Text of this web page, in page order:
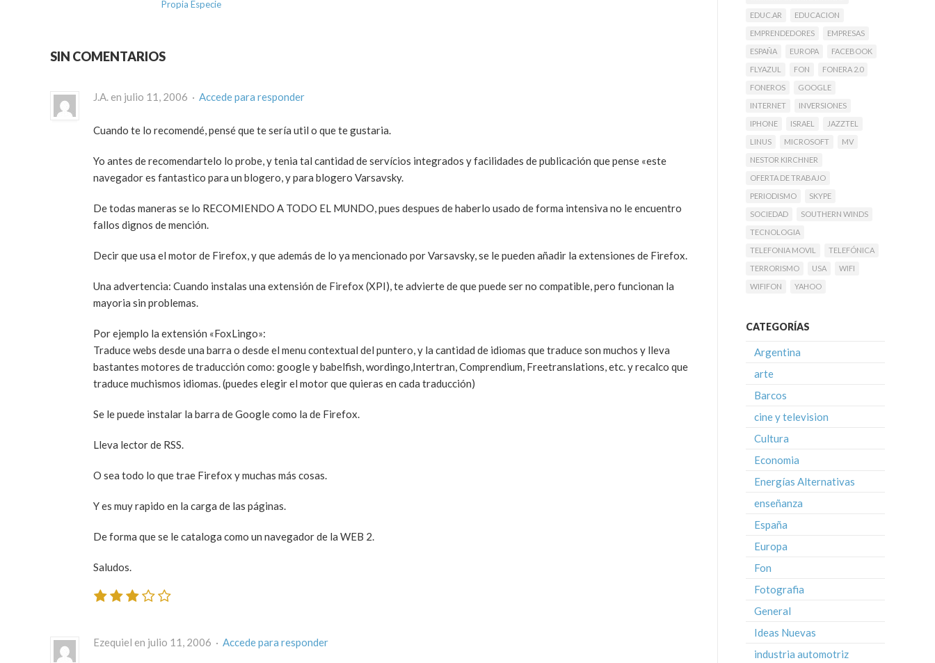
Propia Especie
SIN COMENTARIOS
J.A. en julio 11, 2006 · Accede para responder
Cuando te lo recomendé, pensé que te sería util o que te gustaria.
Yo antes de recomendartelo lo probe, y tenia tal cantidad de servícios integrados y facilidades de publicación que pense «este
navegador es fantastico para un blogero, y para blogero Varsavsky.
De todas maneras se lo RECOMIENDO A TODO EL MUNDO, pues despues de haberlo usado de forma intensiva no le encuentro
fallos dignos de mención.
Decir que usa el motor de Firefox, y que además de lo ya mencionado por Varsavsky, se le pueden añadir la extensiones de Firefox.
Una advertencia: Cuando instalas una extensión de Firefox (XPI), te advierte de que puede ser no compatible, pero funcionan la
mayoria sin problemas.
Por ejemplo la extensión «FoxLingo»:
Traduce webs desde una barra o desde el menu contextual del puntero, y la cantidad de idiomas que traduce son muchos y lleva
bastantes motores de traducción como: google y babelfish, wordingo,Intertran, Comprendium, Freetranslations, etc. y recalco que
traduce muchismos idiomas. (puedes elegir el motor que quieras en cada traducción)
Se le puede instalar la barra de Google como la de Firefox.
Lleva lector de RSS.
O sea todo lo que trae Firefox y muchas más cosas.
Y es muy rapido en la carga de las páginas.
De forma que se le cataloga como un navegador de la WEB 2.
Saludos.
Ezequiel en julio 11, 2006 · Accede para responder
EDUC.AR
EDUCACION
EMPRENDEDORES
EMPRESAS
ESPAÑA
EUROPA
FACEBOOK
FLYAZUL
FON
FONERA 2.0
FONEROS
GOOGLE
INTERNET
INVERSIONES
IPHONE
ISRAEL
JAZZTEL
LINUS
MICROSOFT
MV
NESTOR KIRCHNER
OFERTA DE TRABAJO
PERIODISMO
SKYPE
SOCIEDAD
SOUTHERN WINDS
TECNOLOGIA
TELEFONIA MOVIL
TELEFÓNICA
TERRORISMO
USA
WIFI
WIFIFON
YAHOO
CATEGORÍAS
Argentina
arte
Barcos
cine y television
Cultura
Economia
Energías Alternativas
enseñanza
España
Europa
Fon
Fotografia
General
Ideas Nuevas
industria automotriz